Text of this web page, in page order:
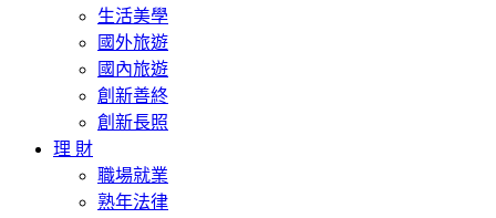
生活美學
國外旅遊
國內旅遊
創新善終
創新長照
理 財
職場就業
熟年法律